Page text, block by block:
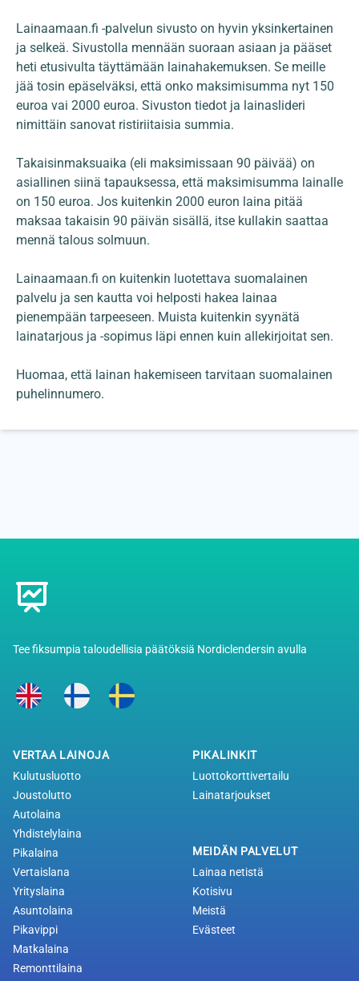
Lainaamaan.fi -palvelun sivusto on hyvin yksinkertainen
ja selkeä. Sivustolla mennään suoraan asiaan ja pääset
heti etusivulta täyttämään lainahakemuksen. Se meille
jää tosin epäselväksi, että onko maksimisumma nyt 150
euroa vai 2000 euroa. Sivuston tiedot ja lainaslideri
nimittäin sanovat ristiriitaisia summia.
Takaisinmaksuaika (eli maksimissaan 90 päivää) on
asiallinen siinä tapauksessa, että maksimisumma lainalle
on 150 euroa. Jos kuitenkin 2000 euron laina pitää
maksaa takaisin 90 päivän sisällä, itse kullakin saattaa
mennä talous solmuun.
Lainaamaan.fi on kuitenkin luotettava suomalainen
palvelu ja sen kautta voi helposti hakea lainaa
pienempään tarpeeseen. Muista kuitenkin syynätä
lainatarjous ja -sopimus läpi ennen kuin allekirjoitat sen.
Huomaa, että lainan hakemiseen tarvitaan suomalainen
puhelinnumero.
Tee fiksumpia taloudellisia päätöksiä Nordiclendersin avulla
VERTAA LAINOJA
Kulutusluotto
Joustolutto
Autolaina
Yhdistelylaina
Pikalaina
Vertaislana
Yrityslaina
Asuntolaina
Pikavippi
Matkalaina
Remonttilaina
PIKALINKIT
Luottokorttivertailu
Lainatarjoukset
MEIDÄN PALVELUT
Lainaa netistä
Kotisivu
Meistä
Evästeet